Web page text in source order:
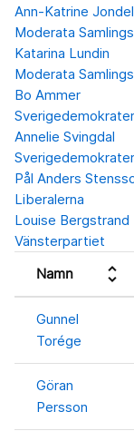
Ann-Katrine
Moderata
Katarina Lundin
Moderata
Bo Ammer
Annelie Svingdal
Pål Anders
Liberalerna
Louise Bergstrand
Vänsterpartiet
Namn
unfold_more
Gunnel
Torége
Göran
Persson